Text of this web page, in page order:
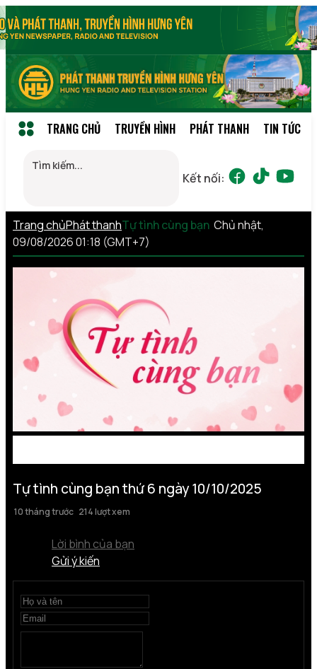
TRANG CHỦ TRUYỀN HÌNH PHÁT THANH TIN TỨC
Kết nối:
Trang chủPhát thanhTự tình cùng bạn Chủ nhật,
09/08/2026 01:18 (GMT+7)
Tự tình cùng bạn thứ 6 ngày 10/10/2025
10 tháng trước 214 lượt xem
Lời bình của bạn
Gửi ý kiến